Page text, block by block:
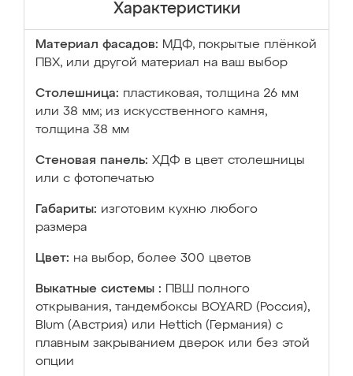
Характеристики
Материал фасадов: МДФ, покрытые плёнкой
ПВХ, или другой материал на ваш выбор
Столешница: пластиковая, толщина 26 мм
или 38 мм; из искусственного камня,
толщина 38 мм
Стеновая панель: ХДФ в цвет столешницы
или с фотопечатью
Габариты: изготовим кухню любого
размера
Цвет: на выбор, более 300 цветов
Выкатные системы :
ПВШ полного
открывания, тандембоксы BOYARD (Россия),
Blum (Австрия) или Hettich (Германия) с
плавным закрыванием дверок или без этой
опции